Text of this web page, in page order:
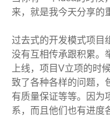
来，就是我今天分享的
过去式的开发模式项目
没有互相传承跟积累。
上线，项目V立项的时
致了各种各样的问题，
有质量保证等等。因为
系，而且他们也有进度